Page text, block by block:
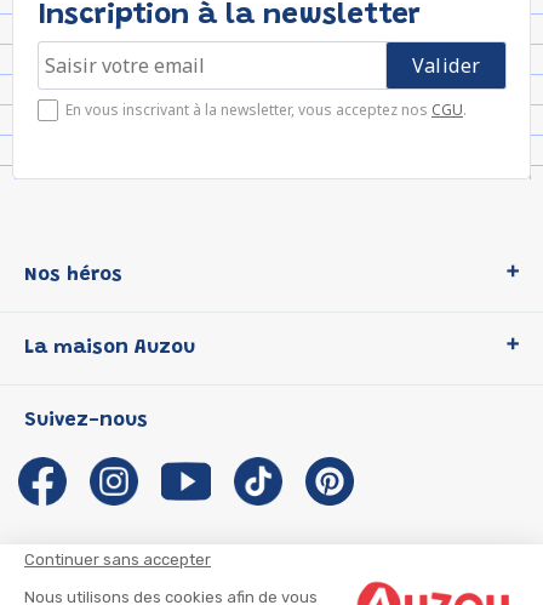
Continuer sans accepter
Nous utilisons des cookies afin de vous
Inscription à la newsletter
En vous inscrivant à la newsletter, vous acceptez nos CGU.
Nos héros
P'tit Loup
Les Influenceuses
Migali
Petite Taupe
La maison Auzou
Notre histoire
Auzou s'engage
Auteurs et illustrateurs Auzou
Suivez-nous